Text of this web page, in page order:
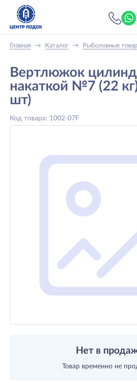
Главная → Каталог → Рыболовные
Вертлюжок
накаткой №7 (22
шт)
Код товара: 1002-07F
Нет в
Товар временно не